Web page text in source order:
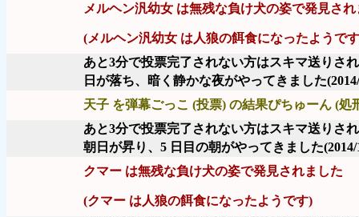
メルヘン汎幼女 は無残な負け犬の姿で発見さ
(メルヘン汎幼女 は人狼の餌食になったようで
あと3分で投票完了されない方はスキマ送りさ
日が落ち、暗く静かな夜がやってきました
天子 を弾幕ごっこ (投票) の結果ぴちゅーん (処
あと3分で投票完了されない方はスキマ送りさ
朝日が昇り、5 日目の朝がやってきました
クマー は無残な負け犬の姿で発見されました
(クマー は人狼の餌食になったようです)